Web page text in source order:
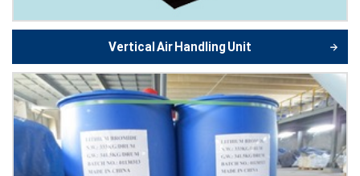
Vertical Air Handling Unit